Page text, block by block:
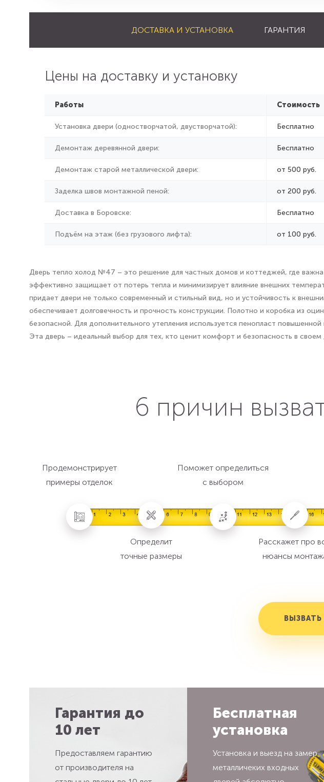
ДОСТАВКА И УСТАНОВКА ГАРАНТИЯ
Цены на доставку и установку
Работы Стоимость
Установка двери (одностворчатой, двустворчатой): Бесплатно
Демонтаж деревянной двери: Бесплатно
Демонтаж старой металлической двери: от 500 руб.
Заделка швов монтажной пеной: от 200 руб.
Доставка в Боровске: Бесплатно
Подъём на этаж (без грузового лифта): от 100 руб.
Дверь тепло холод №47 – это решение для частных домов и коттеджей, где
эффективно защищает от потерь тепла и минимизирует влияние внешних
придает двери не только современный и стильный вид, но и устойчивость к
обеспечивает долговечность и прочность конструкции. Полотно и коробка из
безопасной. Для дополнительного утепления используется пенопласт
Эта дверь – идеальный выбор для тех, кто ценит комфорт и безопасность в своем
6 причин
Продемонстрирует
примеры отделок
Определит
точные размеры
Поможет определиться
с выбором
Расскажет про
нюансы
Гарантия до
10 лет
Предоставляем гарантию
от производителя на
Бесплатная
установка
Установка и выезд на замер
металличеких входных